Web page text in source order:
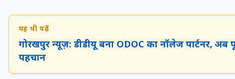
यह भी पढ़ें
गोरखपुर न्यूज़: डीडीयू बना ODOC का नॉलेज पार्टनर, अब
पहचान